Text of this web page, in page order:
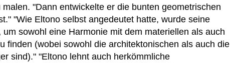
"Dann entwickelte er die bunten geometrischen
"Wie Eltono selbst angedeutet hatte, wurde seine
sowohl eine Harmonie mit dem materiellen als auch
finden (wobei sowohl die architektonischen als auch die
sind)." "Eltono lehnt auch herkömmliche